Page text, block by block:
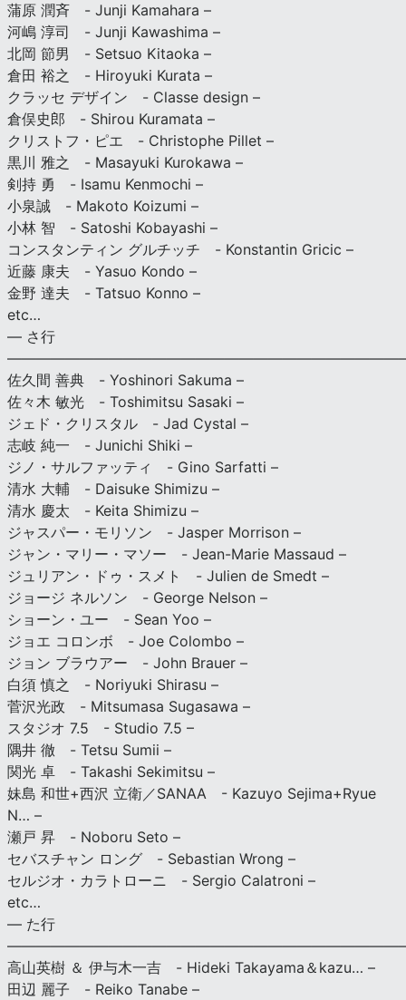
蒲原 潤斉 - Junji Kamahara –
河嶋 淳司 - Junji Kawashima –
北岡 節男 - Setsuo Kitaoka –
倉田 裕之 - Hiroyuki Kurata –
クラッセ デザイン - Classe design –
倉俣史郎 - Shirou Kuramata –
クリストフ・ピエ - Christophe Pillet –
黒川 雅之 - Masayuki Kurokawa –
剣持 勇 - Isamu Kenmochi –
小泉誠 - Makoto Koizumi –
小林 智 - Satoshi Kobayashi –
コンスタンティン グルチッチ - Konstantin Gricic –
近藤 康夫 - Yasuo Kondo –
金野 達夫 - Tatsuo Konno –
etc…
— さ行
佐久間 善典 - Yoshinori Sakuma –
佐々木 敏光 - Toshimitsu Sasaki –
ジェド・クリスタル - Jad Cystal –
志岐 純一 - Junichi Shiki –
ジノ・サルファッティ - Gino Sarfatti –
清水 大輔 - Daisuke Shimizu –
清水 慶太 - Keita Shimizu –
ジャスパー・モリソン - Jasper Morrison –
ジャン・マリー・マソー - Jean-Marie Massaud –
ジュリアン・ドゥ・スメト - Julien de Smedt –
ジョージ ネルソン - George Nelson –
ショーン・ユー - Sean Yoo –
ジョエ コロンボ - Joe Colombo –
ジョン ブラウアー - John Brauer –
白須 慎之 - Noriyuki Shirasu –
菅沢光政 - Mitsumasa Sugasawa –
スタジオ 7.5 - Studio 7.5 –
隅井 徹 - Tetsu Sumii –
関光 卓 - Takashi Sekimitsu –
妹島 和世+西沢 立衛／SANAA - Kazuyo Sejima+Ryue
N… –
瀬戸 昇 - Noboru Seto –
セバスチャン ロング - Sebastian Wrong –
セルジオ・カラトローニ - Sergio Calatroni –
etc…
— た行
高山英樹 ＆ 伊与木一吉 - Hideki Takayama＆kazu… –
田辺 麗子 - Reiko Tanabe –